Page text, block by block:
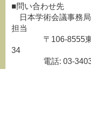
■問い合わせ先
日本学術会議事務
担当
〒106-8555東京
34
電話: 03-3403-